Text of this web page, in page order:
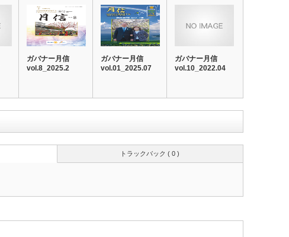
ガバナー月信
vol.8_2025.2
ガバナー月信
vol.01_2025.07
ガバナー月信
vol.10_2022.04
トラックバック ( 0 )